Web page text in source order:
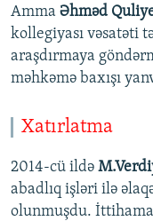
Amma Əhməd
kollegiyası vəsatəti
araşdırmaya
məhkəmə baxışı
Xatırlatma
2014-cü ildə
abadlıq işləri ilə
olunmuşdu.